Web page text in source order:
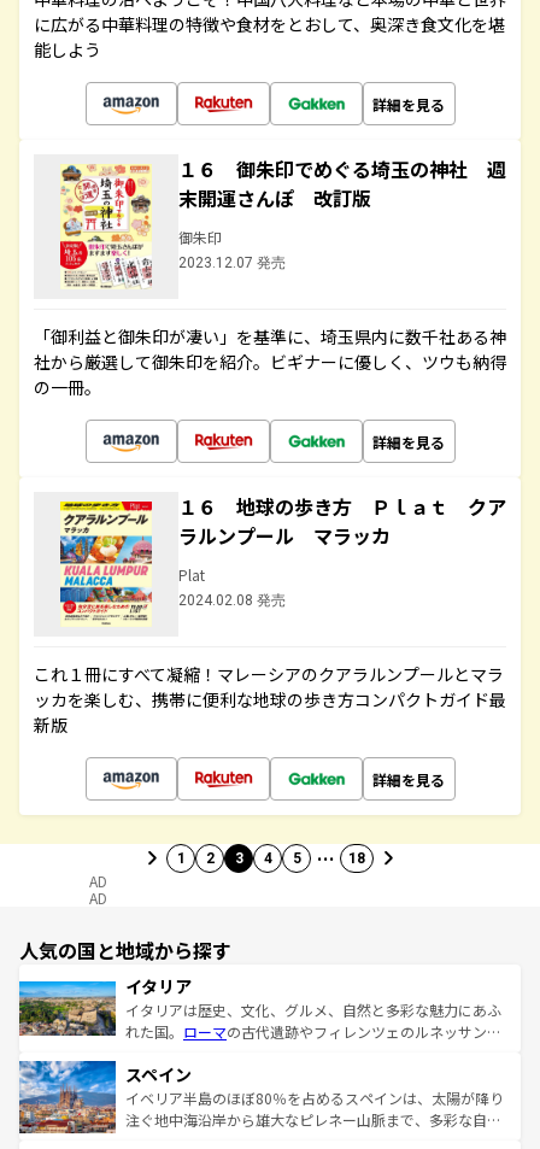
に広がる中華料理の特徴や食材をとおして、奥深き食文化を堪
能しよう
詳細を見る
１６ 御朱印でめぐる埼玉の神社 週
末開運さんぽ 改訂版
御朱印
2023.12.07 発売
「御利益と御朱印が凄い」を基準に、埼玉県内に数千社ある神
社から厳選して御朱印を紹介。ビギナーに優しく、ツウも納得
の一冊。
詳細を見る
１６ 地球の歩き方 Ｐｌａｔ クア
ラルンプール マラッカ
Plat
2024.02.08 発売
これ１冊にすべて凝縮！マレーシアのクアラルンプールとマラ
ッカを楽しむ、携帯に便利な地球の歩き方コンパクトガイド最
新版
詳細を見る
1 2 3 4 5 … 18
AD
AD
人気の国と地域から探す
イタリア
イタリアは歴史、文化、グルメ、自然と多彩な魅力にあふ
れた国。 ローマの古代遺跡やフィレンツェのルネッサンス
ろん、トスカーナの美しい田園風景やアマルフィ海岸の絶
景など、自然景観も見逃せない。観光の合間には、本場の
ピザやパスタなど、絶品のイタリア料理を堪能することも
スペイン
イベリア半島のほぼ80％を占めるスペインは、太陽が降り
注ぐ地中海沿岸から雄大なピレネー山脈まで、多彩な自然